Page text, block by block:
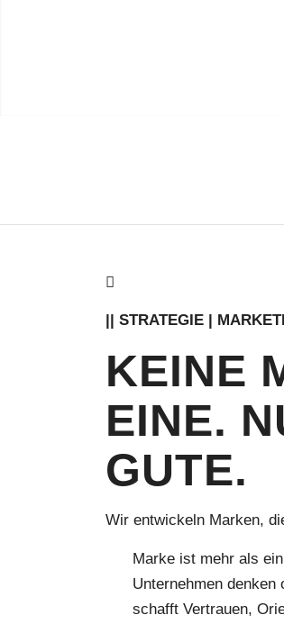
|| STRATEGIE |
KEINE
EINE.
GUTE.
Wir entwickeln Marken,
Marke ist mehr als
Unternehmen
schafft Vertrauen,